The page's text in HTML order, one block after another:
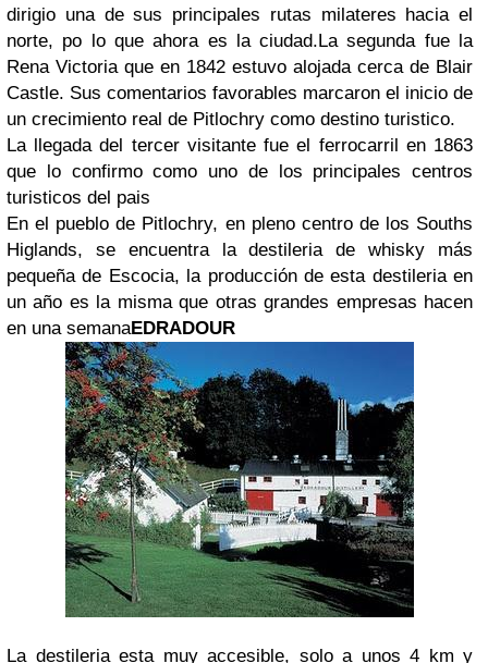
dirigio una de sus principales rutas milateres hacia el
norte, po lo que ahora es la ciudad.La segunda fue la
Rena Victoria que en 1842 estuvo alojada cerca de Blair
Castle. Sus comentarios favorables marcaron el inicio de
un crecimiento real de Pitlochry como destino turistico.
La llegada del tercer visitante fue el ferrocarril en 1863
que lo confirmo como uno de los principales centros
turisticos del pais
En el pueblo de Pitlochry, en pleno centro de los Souths
Higlands, se encuentra la destileria de whisky más
pequeña de Escocia, la producción de esta destileria en
un año es la misma que otras grandes empresas hacen
en una semanaEDRADOUR
La destileria esta muy accesible, solo a unos 4 km y